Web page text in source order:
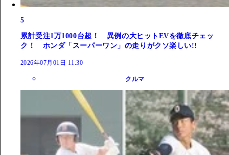
5
累計受注1万1000台超！ 異例の大ヒットEVを徹底チェッ
ク！ ホンダ「スーパーワン」の走りがクソ楽しい!!
2026年07月01日 11:30
クルマ